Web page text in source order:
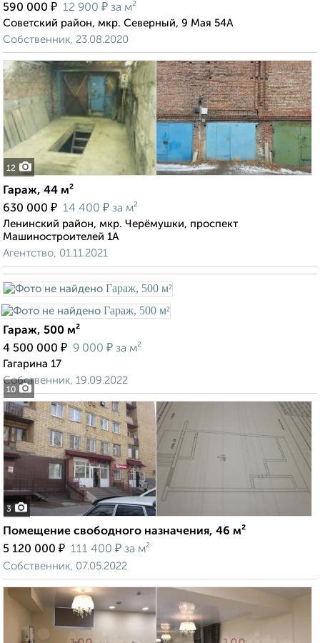
590 000 ₽ 12 900 ₽ за м²
Советский район, мкр. Северный, 9 Мая 54А
Собственник, 23.08.2020
12
Гараж, 44 м²
630 000 ₽ 14 400 ₽ за м²
Ленинский район, мкр. Черёмушки, проспект
Машиностроителей 1А
Агентство, 01.11.2021
10
Гараж, 500 м²
4 500 000 ₽ 9 000 ₽ за м²
Гагарина 17
Собственник, 19.09.2022
3
Помещение свободного назначения, 46 м²
5 120 000 ₽ 111 400 ₽ за м²
Собственник, 07.05.2022